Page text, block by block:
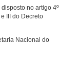
no artigo 4º
III do Decreto
Nacional do